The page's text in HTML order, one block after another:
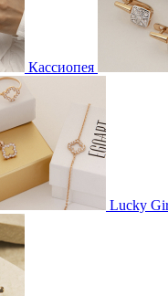
Кассиопея
Lucky